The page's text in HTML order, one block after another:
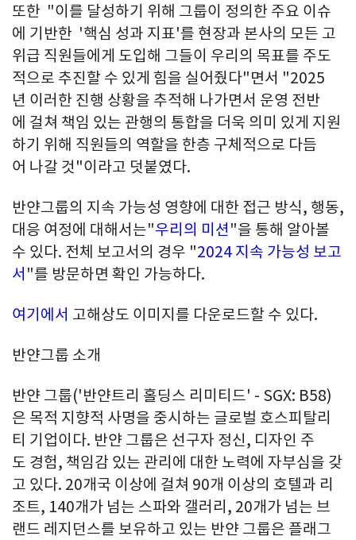
또한 "이를 달성하기 위해 그룹이 정의한 주요 이슈
에 기반한 '핵심 성과 지표'를 현장과 본사의 모든 고
위급 직원들에게 도입해 그들이 우리의 목표를 주도
적으로 추진할 수 있게 힘을 실어줬다"면서 "2025
년 이러한 진행 상황을 추적해 나가면서 운영 전반
에 걸쳐 책임 있는 관행의 통합을 더욱 의미 있게 지원
하기 위해 직원들의 역할을 한층 구체적으로 다듬
어 나갈 것"이라고 덧붙였다.
반얀그룹의 지속 가능성 영향에 대한 접근 방식, 행동,
대응 여정에 대해서는"우리의 미션 "을 통해 알아볼
수 있다. 전체 보고서의 경우 "2024 지속 가능성 보고
서 "를 방문하면 확인 가능하다.
여기에서 고해상도 이미지를 다운로드할 수 있다.
반얀그룹 소개
반얀 그룹('반얀트리 홀딩스 리미티드' - SGX: B58)
은 목적 지향적 사명을 중시하는 글로벌 호스피탈리
티 기업이다. 반얀 그룹은 선구자 정신, 디자인 주
도 경험, 책임감 있는 관리에 대한 노력에 자부심을 갖
고 있다. 20개국 이상에 걸쳐 90개 이상의 호텔과 리
조트, 140개가 넘는 스파와 갤러리, 20개가 넘는 브
랜드 레지던스를 보유하고 있는 반얀 그룹은 플래그